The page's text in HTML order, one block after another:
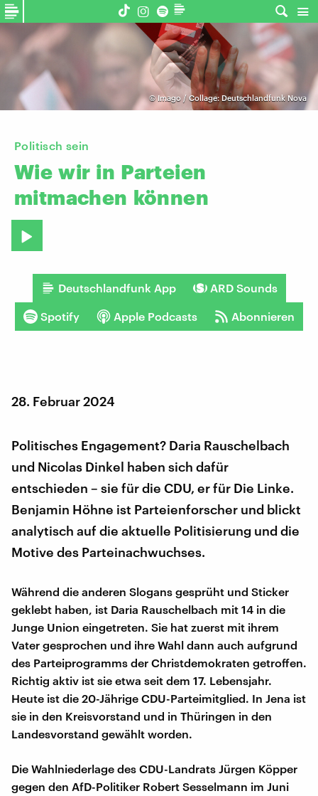
©Imago / Collage: Deutschlandfunk Nova
Politisch sein
Wie wir in Parteien
mitmachen können
Deutschlandfunk App ARD Sounds
Spotify Apple Podcasts Abonnieren
28. Februar 2024
Politisches Engagement? Daria Rauschelbach
und Nicolas Dinkel haben sich dafür
entschieden – sie für die CDU, er für Die Linke.
Benjamin Höhne ist Parteienforscher und blickt
analytisch auf die aktuelle Politisierung und die
Motive des Parteinachwuchses.
Während die anderen Slogans gesprüht und Sticker
geklebt haben, ist Daria Rauschelbach mit 14 in die
Junge Union eingetreten. Sie hat zuerst mit ihrem
Vater gesprochen und ihre Wahl dann auch aufgrund
des Parteiprogramms der Christdemokraten getroffen.
Richtig aktiv ist sie etwa seit dem 17. Lebensjahr.
Heute ist die 20-Jährige CDU-Parteimitglied. In Jena ist
sie in den Kreisvorstand und in Thüringen in den
Landesvorstand gewählt worden.
Die Wahlniederlage des CDU-Landrats Jürgen Köpper
gegen den AfD-Politiker Robert Sesselmann im Juni